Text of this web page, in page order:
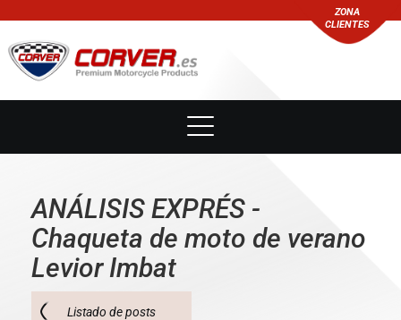
ZONA
CLIENTES
ANÁLISIS EXPRÉS -
Chaqueta de moto de verano
Levior Imbat
Listado de posts